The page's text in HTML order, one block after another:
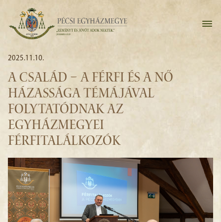
2025.11.10.
A CSALÁD – A FÉRFI ÉS A NŐ
HÁZASSÁGA TÉMÁJÁVAL
FOLYTATÓDNAK AZ
EGYHÁZMEGYEI
FÉRFITALÁLKOZÓK